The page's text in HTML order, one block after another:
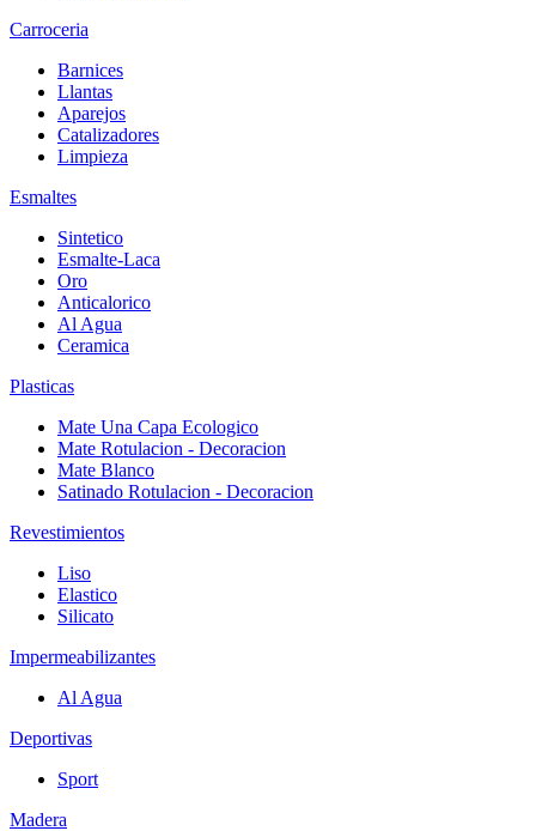
Carroceria
Barnices
Llantas
Aparejos
Catalizadores
Limpieza
Esmaltes
Sintetico
Esmalte-Laca
Oro
Anticalorico
Al Agua
Ceramica
Plasticas
Mate Una Capa Ecologico
Mate Rotulacion - Decoracion
Mate Blanco
Satinado Rotulacion - Decoracion
Revestimientos
Liso
Elastico
Silicato
Impermeabilizantes
Al Agua
Deportivas
Sport
Madera